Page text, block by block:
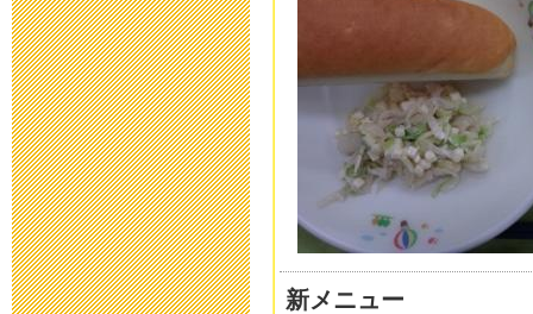
令和5年度 公
2023年11月20日
令和６年度入
2023年8月25日
第32回 公開
2023年6月14日
新メニュー